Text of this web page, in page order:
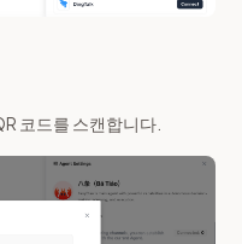
코드를 스캔합니다.